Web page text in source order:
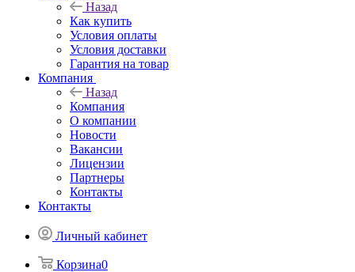
Назад
Как купить
Условия оплаты
Условия доставки
Гарантия на товар
Компания
Назад
Компания
О компании
Новости
Вакансии
Лицензии
Партнеры
Контакты
Контакты
Личный кабинет
Корзина0